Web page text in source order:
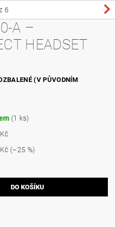
6
A –
HEADSET
(V PŮVODNÍM
(1 ks)
(–25 %)